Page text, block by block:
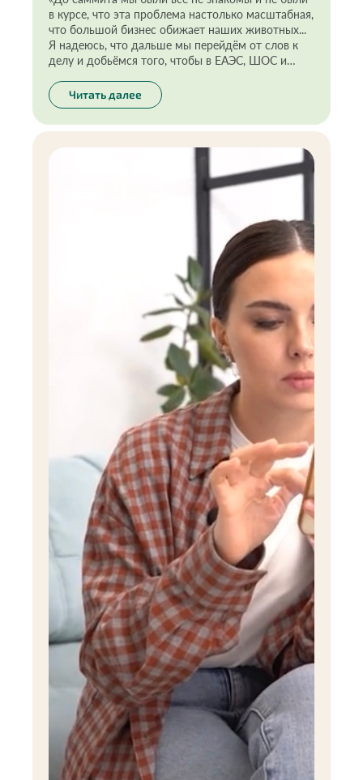
в курсе, что эта проблема настолько масштабная,
что большой бизнес обижает наших животных...
Я надеюсь, что дальше мы перейдём от слов к
делу и добьёмся того, чтобы в ЕАЭС, ШОС и
и косметики на животных был всё-таки решён»
Читать далее